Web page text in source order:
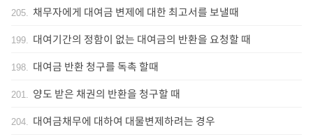
205. 채무자에게 대여금 변제에 대한 최고서를 보낼때
199. 대여기간의 정함이 없는 대여금의 반환을 요청할 때
198. 대여금 반환 청구를 독촉 할때
201. 양도 받은 채권의 반환을 청구할 때
204. 대여금채무에 대하여 대물변제하려는 경우